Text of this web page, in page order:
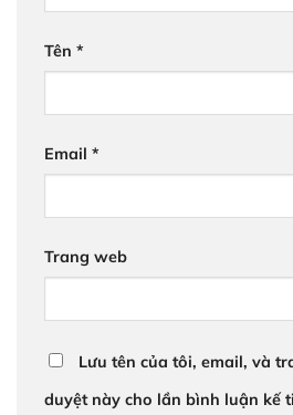
Tên *
Email *
Trang web
Lưu tên của tôi, email, và
duyệt này cho lần bình luận kế